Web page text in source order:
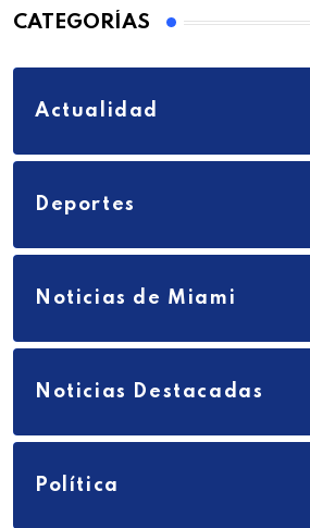
CATEGORÍAS
Actualidad
Deportes
Noticias de Miami
Noticias Destacadas
Política